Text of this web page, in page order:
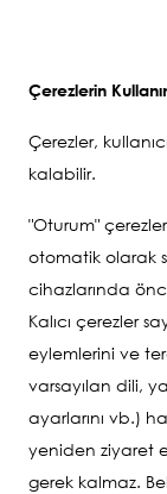
Çerezlerin
Çerezler,
kalabilir.
"Oturum"
otomatik olarak
cihazlarında
Kalıcı çerezler
eylemlerini ve
varsayılan dili,
ayarlarını vb.)
yeniden ziyaret
gerek kalmaz.